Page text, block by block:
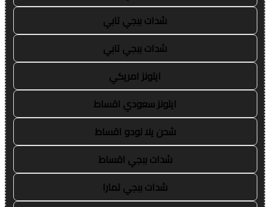
شدات ببجي تابي
شدات ببجي تابي
ايتونز امريكي
ايتونز سعودي اقساط
شحن يلا لودو اقساط
شدات ببجي اقساط
شدات ببجي تمارا